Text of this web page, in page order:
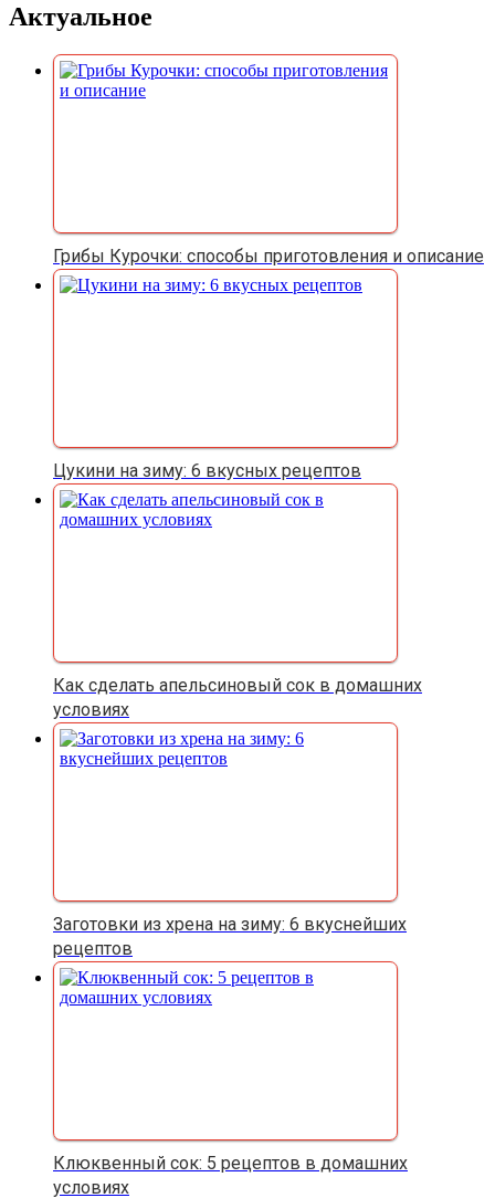
Актуальное
Грибы Курочки: способы приготовления и описание
Цукини на зиму: 6 вкусных рецептов
Как сделать апельсиновый сок в домашних
условиях
Заготовки из хрена на зиму: 6 вкуснейших
рецептов
Клюквенный сок: 5 рецептов в домашних
условиях